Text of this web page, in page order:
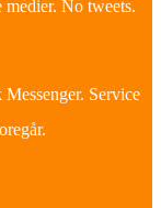
medier. No tweets.
Service